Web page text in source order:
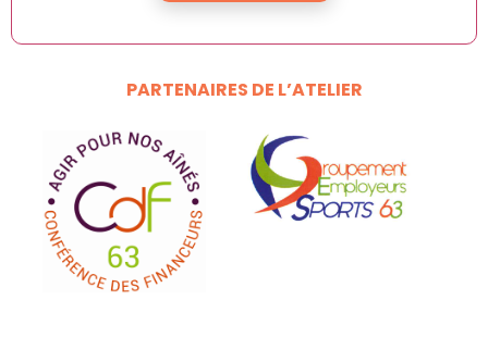
PARTENAIRES DE L’ATELIER